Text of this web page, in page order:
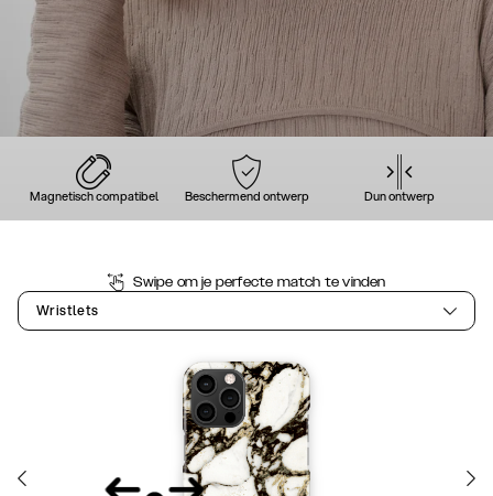
Magnetisch compatibel Beschermend ontwerp Dun ontwerp
Swipe om je perfecte match te vinden
Wristlets